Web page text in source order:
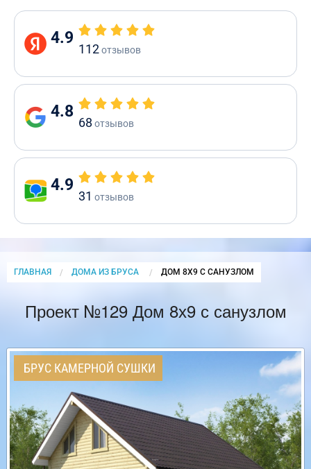
4.9
112отзывов
4.8
68 отзывов
4.9
31 отзывов
ГЛАВНАЯ ДОМА ИЗ БРУСА CURRENT:
ДОМ 8Х9 С САНУЗЛОМ
Проект №129 Дом 8х9 с санузлом
БРУС КАМЕРНОЙ СУШКИ